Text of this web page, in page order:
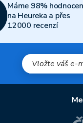
Máme 98%
na Heureka a přes
12000 recenzí